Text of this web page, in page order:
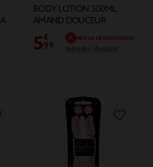
BODY LOTION 500ML
AMAND DOUCEUR
5€
99
NUK KA NË DISPOZICION